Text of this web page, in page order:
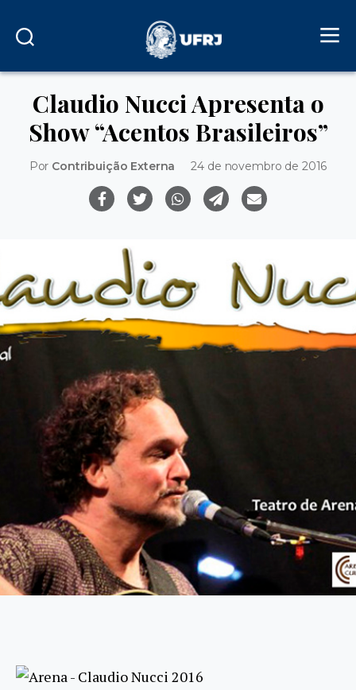
Claudio Nucci Apresenta o
Show “Acentos Brasileiros”
Por Contribuição Externa 24 de novembro de 2016